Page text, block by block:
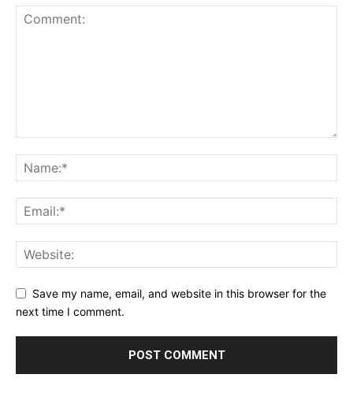
Save my name, email, and website in this browser for the
next time I comment.